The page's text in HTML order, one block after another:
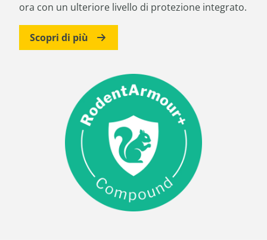
ora con un ulteriore livello di protezione integrato.
Scopri di più